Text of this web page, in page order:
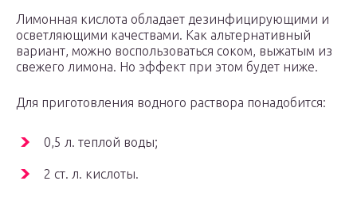
Лимонная кислота обладает дезинфицирующими и
осветляющими качествами. Как альтернативный
вариант, можно воспользоваться соком, выжатым из
свежего лимона. Но эффект при этом будет ниже.
Для приготовления водного раствора понадобится:
0,5 л. теплой воды;
2 ст. л. кислоты.